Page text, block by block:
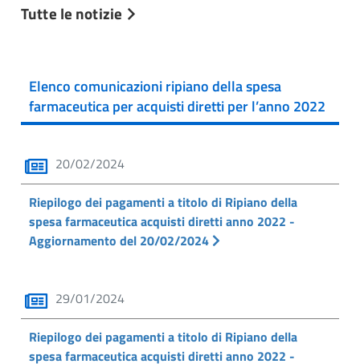
Tutte le notizie
Elenco comunicazioni ripiano della spesa
farmaceutica per acquisti diretti per l’anno 2022
20/02/2024
Riepilogo dei pagamenti a titolo di Ripiano della
spesa farmaceutica acquisti diretti anno 2022 -
Aggiornamento del 20/02/2024
29/01/2024
Riepilogo dei pagamenti a titolo di Ripiano della
spesa farmaceutica acquisti diretti anno 2022 -